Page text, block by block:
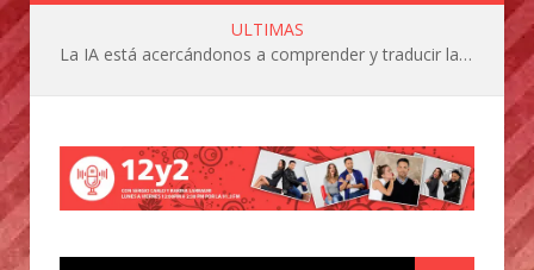
ULTIMAS
La IA está acercándonos a comprender y traducir las vocalizaciones y comportamientos de nuestras mascotas